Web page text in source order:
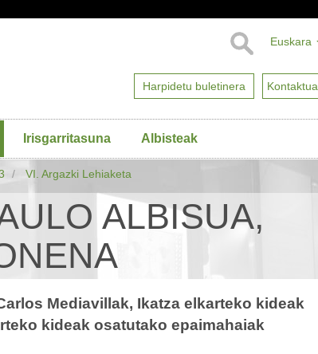
Euskara
Harpidetu buletinera Kontaktua
Irisgarritasuna Albisteak
VI. Argazki Lehiaketa
ALBISUA,
Mediavillak, Ikatza elkarteko kideak
kideak osatutako epaimahaiak